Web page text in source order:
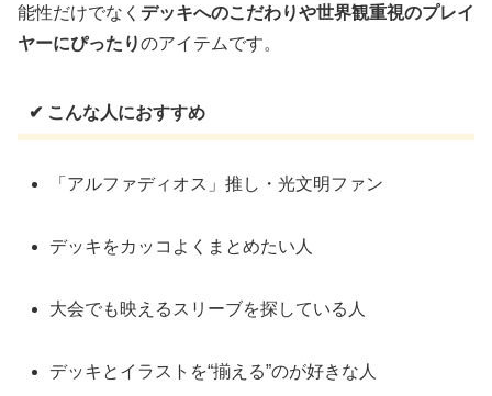
能性だけでなく デッキへのこだわりや世界観重視のプレイ
ヤーにぴったりのアイテムです。
✔ こんな人におすすめ
「アルファディオス」推し・光文明ファン
デッキをカッコよくまとめたい人
大会でも映えるスリーブを探している人
デッキとイラストを“揃える”のが好きな人